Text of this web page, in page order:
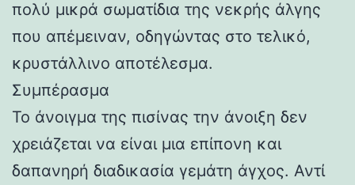
πολύ μικρά σωματίδια της νεκρής άλγης
που απέμειναν, οδηγώντας στο τελικό,
κρυστάλλινο αποτέλεσμα.
Συμπέρασμα
Το άνοιγμα της πισίνας την άνοιξη δεν
χρειάζεται να είναι μια επίπονη και
δαπανηρή διαδικασία γεμάτη άγχος. Αντί